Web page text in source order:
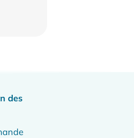
des